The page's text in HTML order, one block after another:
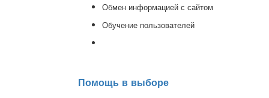
Обмен информацией с сайтом
Обучение пользователей
Помощь в выборе